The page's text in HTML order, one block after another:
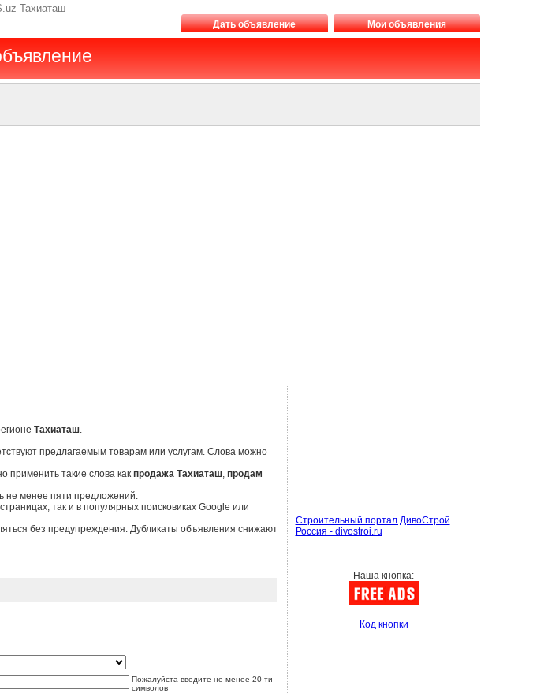
Тахиаташ
Дать объявление Мои объявления
Тахиаташ.
предлагаемым товарам или услугам. Слова можно
применить такие слова как продажа Тахиаташ, продам
не менее пяти предложений.
так и в популярных поисковиках Google или
без предупреждения. Дубликаты объявления снижают
Пожалуйста введите не менее 20-ти
символов
Строительный портал ДивоСтрой
Россия - divostroi.ru
Наша кнопка:
Код кнопки